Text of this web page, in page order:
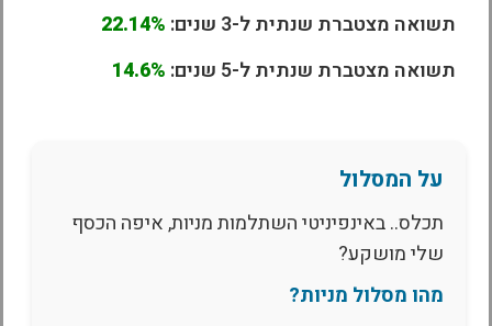
תשואה מצטברת שנתית ל-3 שנים:
22.14%
תשואה מצטברת שנתית ל-5 שנים:
14.6%
על המסלול
תכלס.. באינפיניטי השתלמות מניות, איפה הכסף
שלי מושקע?
מהו מסלול מניות?